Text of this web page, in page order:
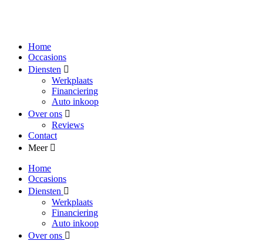
Home
Occasions
Diensten
Werkplaats
Financiering
Auto inkoop
Over ons
Reviews
Contact
Meer
Home
Occasions
Diensten
Werkplaats
Financiering
Auto inkoop
Over ons